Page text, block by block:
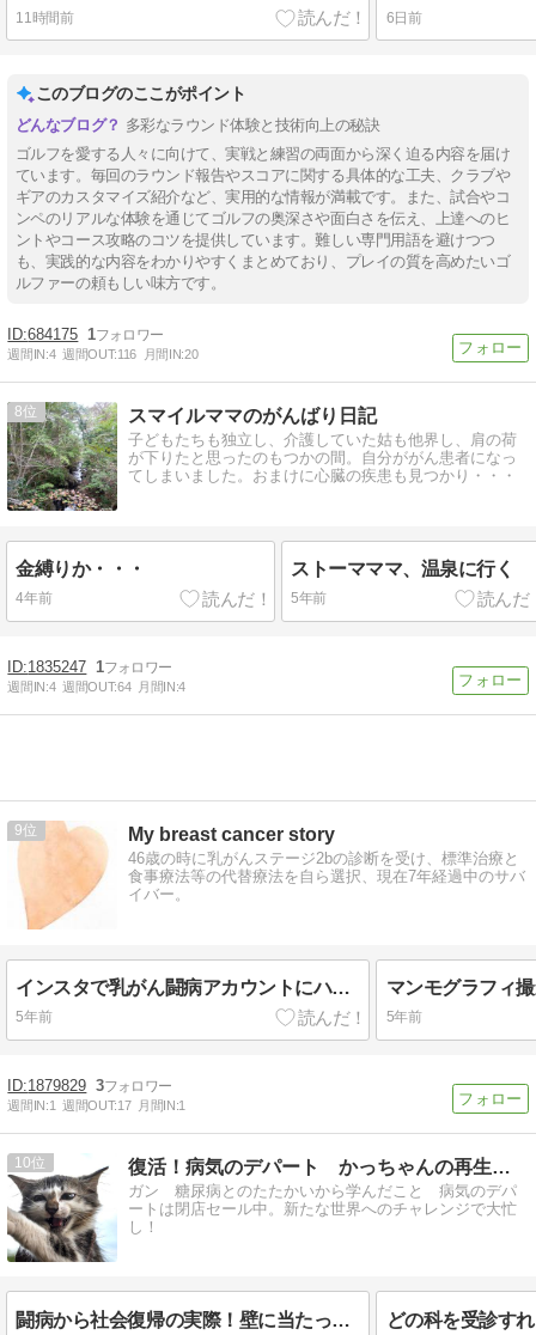
11時間前 6日前
このブログのここがポイント
多彩なラウンド体験と技術向上の秘訣
ゴルフを愛する人々に向けて、実戦と練習の両面から深く迫る内容を届け
ています。毎回のラウンド報告やスコアに関する具体的な工夫、クラブや
ギアのカスタマイズ紹介など、実用的な情報が満載です。また、試合やコ
ンペのリアルな体験を通じてゴルフの奥深さや面白さを伝え、上達へのヒ
ントやコース攻略のコツを提供しています。難しい専門用語を避けつつ
も、実践的な内容をわかりやすくまとめており、プレイの質を高めたいゴ
ルファーの頼もしい味方です。
684175 1
週間IN:4 週間OUT:116 月間IN:20
8 スマイルママのがんばり日記
子どもたちも独立し、介護していた姑も他界し、肩の荷
が下りたと思ったのもつかの間。自分ががん患者になっ
てしまいました。おまけに心臓の疾患も見つかり・・・
金縛りか・・・
4年前
ストーマママ、温泉に行く
5年前
1835247 1
週間IN:4 週間OUT:64 月間IN:4
9 My breast cancer story
46歳の時に乳がんステージ2bの診断を受け、標準治療と
食事療法等の代替療法を自ら選択、現在7年経過中のサバ
イバー。
インスタで乳がん闘病アカウントにハマる
5年前 5年前
1879829 3
週間IN:1 週間OUT:17 月間IN:1
10 復活！病気のデパート かっちゃんの再生計画
ガン 糖尿病とのたたかいから学んだこと 病気のデパ
ートは閉店セール中。新たな世界へのチャレンジで大忙
し！
闘病から社会復帰の実際！壁に当たっても負けない為の攻略法はこれだ！